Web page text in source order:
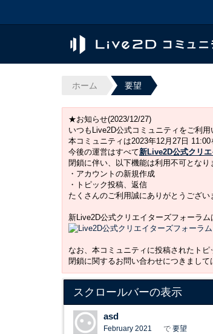
ホーム 要望
★お知らせ(2023/12/27)
いつもLive2D公式コミュニティをご利
本コミュニティは2023年12月27日 11:00
今後の運営はすべて新Live2D公式クリ
閉鎖に伴い、以下機能は利用不可となり
・アカウントの新規作成
・トピック投稿、返信
たくさんのご利用誠にありがとうござい
新Live2D公式クリエイターズフォーラ
なお、本コミュニティに投稿されたト
閉鎖に関するお問い合わせにつきまし
スクロールバーの表示
asd
February 2021 で 要望